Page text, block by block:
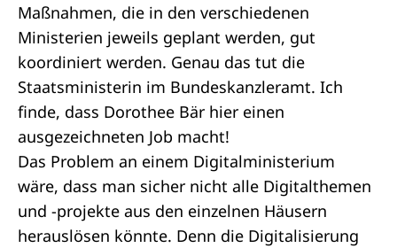
Maßnahmen, die in den verschiedenen
Ministerien jeweils geplant werden, gut
koordiniert werden. Genau das tut die
Staatsministerin im Bundeskanzleramt. Ich
finde, dass Dorothee Bär hier einen
ausgezeichneten Job macht!
Das Problem an einem Digitalministerium
wäre, dass man sicher nicht alle Digitalthemen
und -projekte aus den einzelnen Häusern
herauslösen könnte. Denn die Digitalisierung